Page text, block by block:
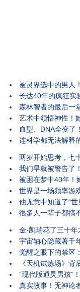
被灵界选中的男人
长达40年的疯狂实
森林智者的最后一
艺术中领悟神性！
血型、DNA全变了
连科学都无法解释
两岁开始思考，七
我们早就被警告了
被困在梦中40年！
世界是一场频率游
他无意中知道了“
很多人一辈子都搞
金·凯瑞花了三十年
宇宙轴心隐藏著千
觉醒之眼下的禁区
《天机试炼场》
“现代版通灵男孩”
真实故事！无神论